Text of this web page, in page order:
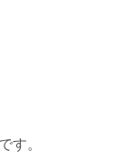
す。